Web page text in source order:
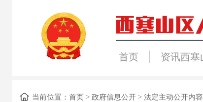
首页 资讯西塞
当前位置： 首页> 政府信息公开> 法定主动公开内容